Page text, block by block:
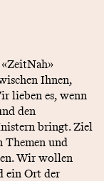
Ihnen,
lieben es, wenn
den
bringt. Ziel
Themen und
Wir wollen
ein Ort der